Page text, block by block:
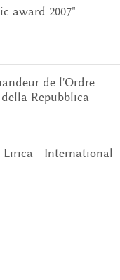
award 2007"
de l'Ordre
Repubblica
Lirica - International